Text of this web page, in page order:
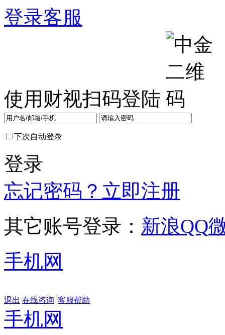
登录客服
使用财视扫码登陆
下次自动登录
登录
忘记密码？ 立即注册
其它账号登录： 新浪QQ
手机网
退出 在线咨询 |客服帮助
手机网